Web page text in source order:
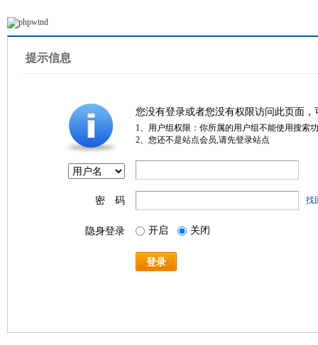
提示信息
您没有登录或者您没有权限访问此页面
1、用户组权限：你所属的用户组不能使用搜索
2、您还不是站点会员,请先登录站点
密 码 找
隐身登录 开启 关闭
登录